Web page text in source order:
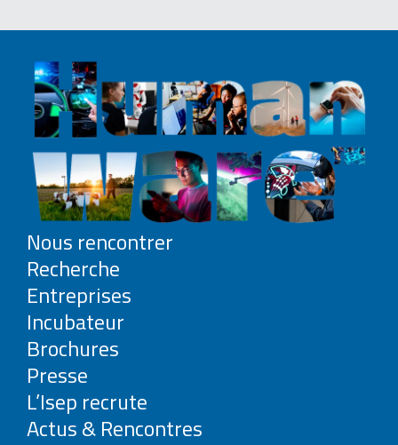
Nous rencontrer
Recherche
Entreprises
Incubateur
Brochures
Presse
L’Isep recrute
Actus & Rencontres